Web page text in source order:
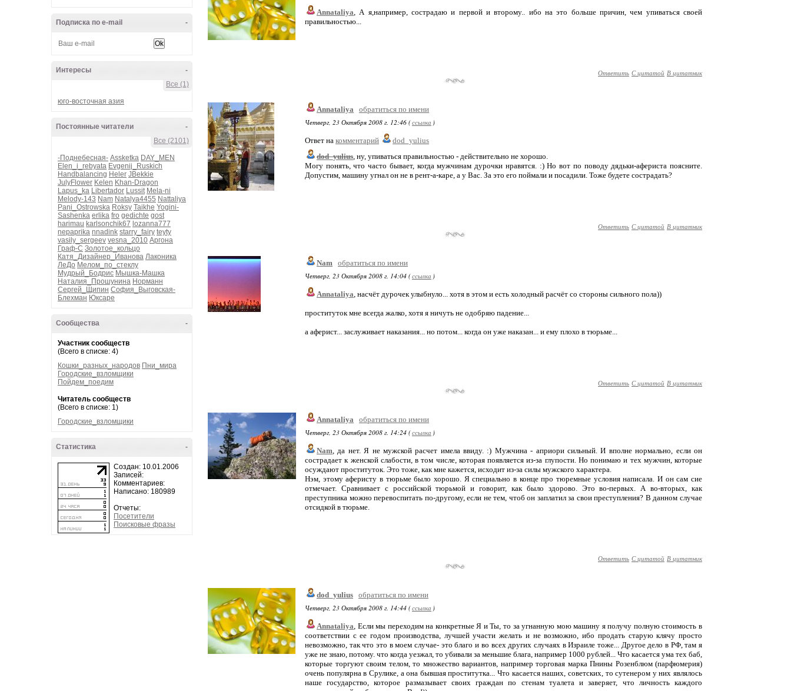
-
Подписка по e-mail
-
Интересы
Все (1)
юго-восточная азия
-
Постоянные читатели
Все (2101)
-Поднебесная- Assketka DAY_MEN
Elen_i_rebyata Evgenij_Ruskich
Handbalancing Heler JBekkie
JulyFlower Kelen Khan-Dragon
Lapus_ka Libertador Lussit Mela-ni
Melody-143 Nam Natalya4455 Nattaliya
Pani_Ostrowska Roksy Taikhe Yogini-
Sashenka erlika fro gedichte gost
harimau karlsonchik67 lozanna777
nepaprika nnadink starry_fairy teyty
vasily_sergeev vesna_2010 Аргона
Граф-С Золотое_кольцо
Катя_Дизайнер_Иванова Лаконика
ЛеДо Мелом_по_стеклу
Мудрый_Бодрис Мышка-Машка
Наталия_Прошунина Норманн
Сергей_Щипин София_Выговская-
Блехман Юксаре
-
Сообщества
Участник сообществ
(Всего в списке: 4)
Кошки_разных_народов Пни_мира
Городские_взломщики
Пойдем_поедим
Читатель сообществ
(Всего в списке: 1)
Городские_взломщики
-
Статистика
Создан: 10.01.2006
Записей:
Комментариев:
Написано: 180989
Отчеты:
Посетители
Поисковые фразы
Annataliya, А я,например, сострадаю и первой и второму.. ибо на это больше причин, чем упиваться своей
правильностью...
Ответить С цитатой В цитатник
Annataliya
обратиться по имени
Четверг, 23 Октября 2008 г. 12:46 (ссылка )
Ответ на комментарий
dod_yulius
dod_yulius, ну, упиваться правильностью - действительно не хорошо.
Могу понять, что часто бывает, когда мужчинам дурочки нравятся. :) Но вот по поводу дядьки-афериста поясните.
Допустим, машину угнал он не в рент-а-каре, а у Вас. За это его поймали и посадили. Тоже будете сострадать?
Ответить С цитатой В цитатник
Nam обратиться по имени
Четверг, 23 Октября 2008 г. 14:04 (ссылка )
Annataliya, насчёт дурочек улыбнуло... хотя в этом и есть холодный расчёт со стороны сильного пола))
проституток мне всегда жалко, хотя я ничуть не одобряю падение...
а аферист... заслуживает наказания... но потом... когда он уже наказан... и ему плохо в тюрьме...
Ответить С цитатой В цитатник
Annataliya
обратиться по имени
Четверг, 23 Октября 2008 г. 14:24 (ссылка )
Nam, да нет. Я не мужской расчет имела ввиду. :) Мужчина - априори сильный. И вполне нормально, если он
сострадает к женской слабости, в том числе, которая появляется из-за глупости. Но понимаю и тех мужчин, которые
осуждают проституток. Это тоже, как мне кажется, исходит из-за силы мужского характера.
Нэм, этому аферисту в тюрьме было хорошо. Я специально в конце про тюремные условия написала. И он сам сие
отмечает. Сравнивает с российской тюрьмой и говорит, как было здорово. Это во-первых. А во-вторых, как
преступника можно перевоспитать по-другому, если не тем, чтоб он заплатил за свои преступления? В данном случае
отсидкой в тюрьме.
Ответить С цитатой В цитатник
dod_yulius обратиться по имени
Четверг, 23 Октября 2008 г. 14:44 (ссылка )
Annataliya, Если мы переходим на конкретные Я и Ты, то за угнанную мою машину я получу полную стоимость в
соответствии с ее годом производства, лучшей участи желать и не возможно, ибо продать старую клячу просто
невозможно, так что это в моем случае- это благо и во всех других случаях в Израиле тоже... Другое дело в РФ, там я
уже не знаю, потому. что когда уезжал, то убивали за меньшие блага, например 1000 рублей... Что касается ума тех баб,
которые торгуют своим телом, то множество вариантов, например торговая марка Пнины Розенблюм (парфюмерия)
очень популярна в Срулике, а она бывшая проститутка... Что касается наших, советских, то сутенером у них являлось
наше государство, которое размазывает своих граждан по стенам туалета и заверяет, что личность каждого